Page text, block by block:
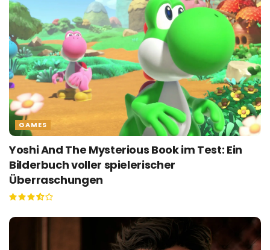
GAMES
Yoshi And The Mysterious Book im Test: Ein
Bilderbuch voller spielerischer
Überraschungen